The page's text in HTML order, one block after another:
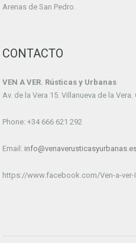
Arenas de San Pedro.
CONTACTO
VEN A VER. Rústicas y Urbanas
Av. de la Vera 15. Villanueva de la Vera.
Phone: +34 666 621 292
Email:
https://www.facebook.com/Ven-a-